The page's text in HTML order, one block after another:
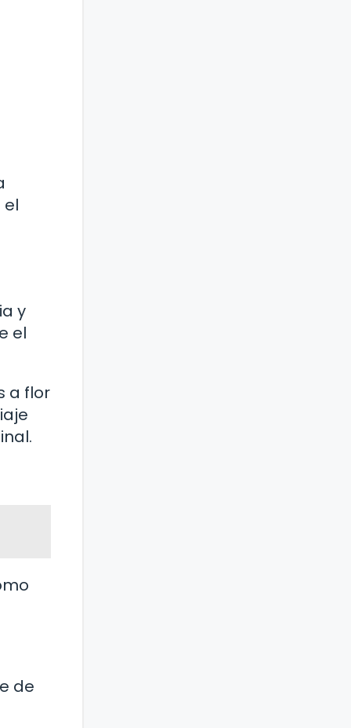
y
el
a flor
de